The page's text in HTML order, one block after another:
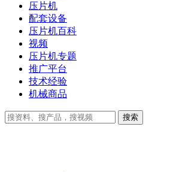
压片机
配套设备
压片机百科
视频
压片机专题
推广平台
技术经验
机械商品